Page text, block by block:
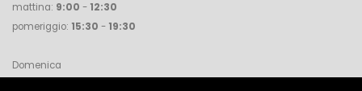
mattina: 9:00 - 12:30
pomeriggio: 15:30 - 19:30
Domenica